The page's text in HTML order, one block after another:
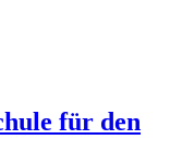
für den